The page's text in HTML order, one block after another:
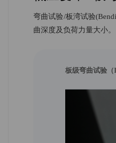
弯曲试验/板湾试验
曲深度及负荷力量大小。
板级弯曲试验（